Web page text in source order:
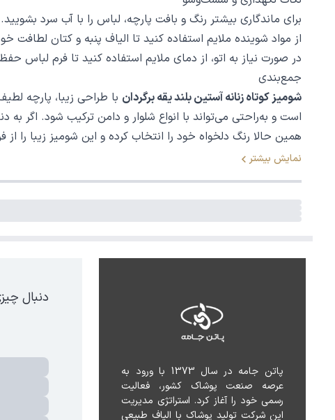
برای ماندگاری بیشتر رنگ و بافت پارچه، لباس را با آب سرد بشویید.
از مواد شوینده ملایم استفاده کنید تا الیاف پنبه و کتان لطافت
در صورت نیاز به اتو، از دمای ملایم استفاده کنید تا فرم لباس
جمع‌بندی
شومیز کوتاه زنانه آستین بلند یقه برگردان با طراحی زیبا، پارچه
است و به‌راحتی می‌تواند با انواع شلوار و دامن ترکیب شود.
همین حالا رنگ دلخواه خود را انتخاب کرده و این شومیز زیبا را
نمایش بیشتر
دنبال